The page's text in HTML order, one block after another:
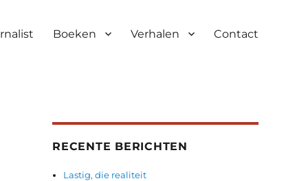
Boeken Verhalen Contact
RECENTE BERICHTEN
Lastig, die realiteit